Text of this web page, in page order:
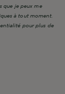
que je peux me
à tout moment.
pour plus de